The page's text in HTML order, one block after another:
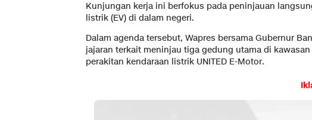
Kunjungan kerja ini berfokus pada peninjauan
listrik (EV) di dalam negeri.
Dalam agenda tersebut, Wapres bersama Gubernur
jajaran terkait meninjau tiga gedung utama di
perakitan kendaraan listrik UNITED E-Motor.